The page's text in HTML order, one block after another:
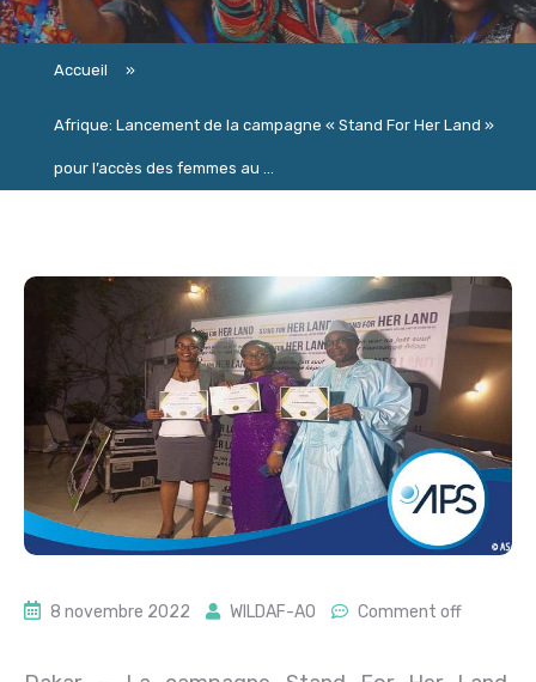
Accueil »
Afrique: Lancement de la campagne « Stand For Her Land »
pour l’accès des femmes au ...
8 novembre 2022 WILDAF-AO Comment off